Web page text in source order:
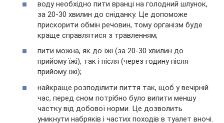
воду необхідно пити вранці на голодний шлунок,
за 20-30 хвилин до сніданку. Це допоможе
прискорити обмін речовин, тому організм буде
краще справлятися з травленням;
пити можна, як до їжі (за 20-30 хвилин до
прийому їжі), так і після (через годину після
прийому їжі);
найкраще розподілити пиття так, щоб у вечірній
час, перед сном потрібно було випити меншу
частку від добової норми. Це дозволить
уникнути набряків і частих походів в туалет вночі.